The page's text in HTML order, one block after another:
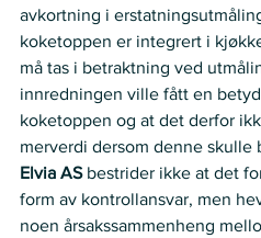
avkortning i
koketoppen er integrert i
må tas i betraktning ved
innredningen ville fått en
koketoppen og at det derfor
merverdi dersom denne
Elvia AS bestrider ikke at det
form av kontrollansvar, men
noen årsakssammenheng